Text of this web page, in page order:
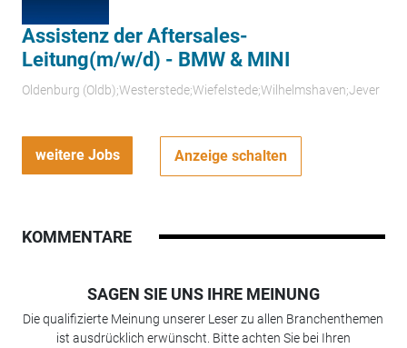
Assistenz der Aftersales-
Leitung(m/w/d) - BMW & MINI
Oldenburg (Oldb);Westerstede;Wiefelstede;Wilhelmshaven;Jever
weitere Jobs Anzeige schalten
KOMMENTARE
SAGEN SIE UNS IHRE MEINUNG
Die qualifizierte Meinung unserer Leser zu allen Branchenthemen
ist ausdrücklich erwünscht. Bitte achten Sie bei Ihren